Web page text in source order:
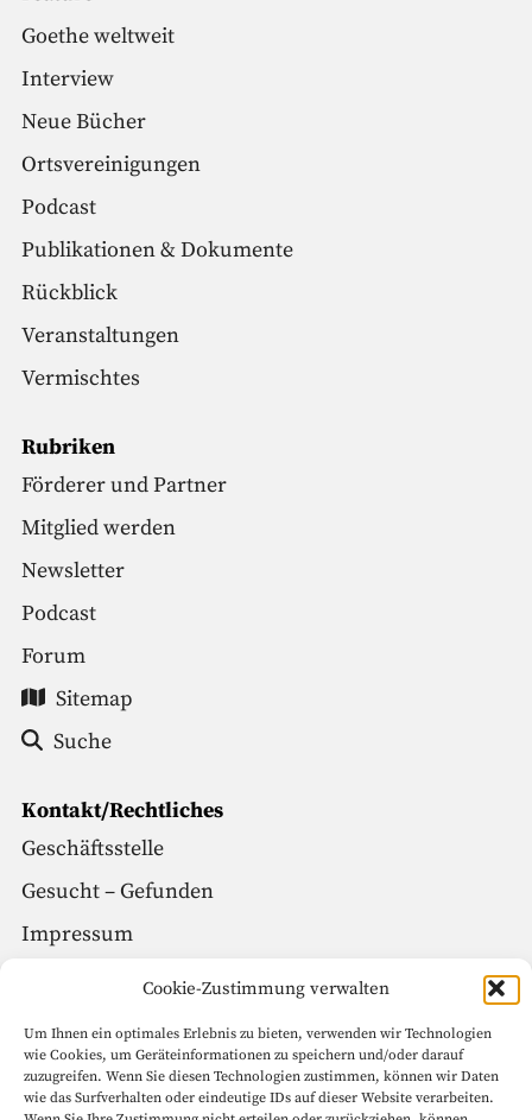
Cookie-Zustimmung verwalten
Um Ihnen ein optimales Erlebnis zu bieten, verwenden wir Technologien
wie Cookies, um Geräteinformationen zu speichern und/oder darauf
zuzugreifen. Wenn Sie diesen Technologien zustimmen, können wir Daten
wie das Surfverhalten oder eindeutige IDs auf dieser Website verarbeiten.
Goethe weltweit
Interview
Neue Bücher
Ortsvereinigungen
Podcast
Publikationen & Dokumente
Rückblick
Veranstaltungen
Vermischtes
Rubriken
Förderer und Partner
Mitglied werden
Newsletter
Podcast
Forum
Sitemap
Suche
Kontakt/Rechtliches
Geschäftsstelle
Gesucht – Gefunden
Impressum
Social Media
Facebook